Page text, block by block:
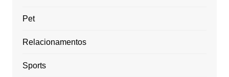
Pet
Relacionamentos
Sports